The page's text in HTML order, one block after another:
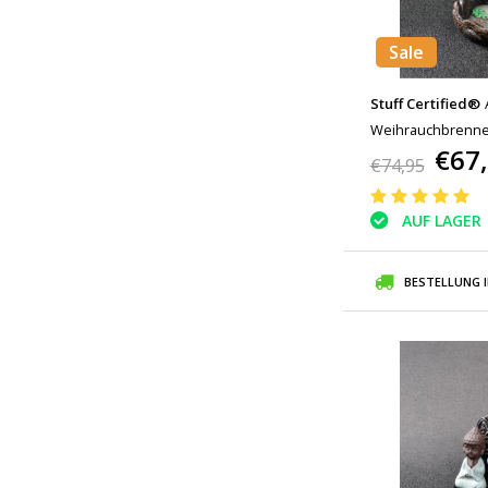
Sale
Stuff Certified®
Rückfluss
€74,95
AUF LAGER
BESTELLUNG